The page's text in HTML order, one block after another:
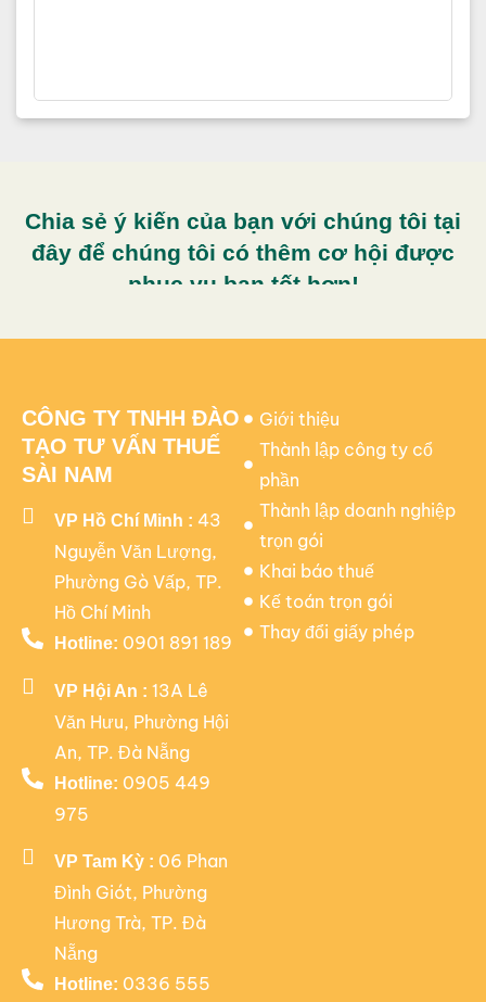
Chia sẻ ý kiến của bạn với chúng tôi tại
đây để chúng tôi có thêm cơ hội được
phục vụ bạn tốt hơn!
CÔNG TY TNHH ĐÀO
TẠO TƯ VẤN THUẾ
SÀI NAM
VP Hồ Chí Minh : 43
Nguyễn Văn Lượng,
Phường Gò Vấp, TP.
Hồ Chí Minh
Hotline: 0901 891 189
VP Hội An : 13A Lê
Văn Hưu, Phường Hội
An, TP. Đà Nẵng
Hotline: 0905 449
975
VP Tam Kỳ : 06 Phan
Đình Giót, Phường
Hương Trà, TP. Đà
Nẵng
Hotline: 0336 555
Giới thiệu
Thành lập công ty cổ
phần
Thành lập doanh nghiệp
trọn gói
Khai báo thuế
Kế toán trọn gói
Thay đổi giấy phép